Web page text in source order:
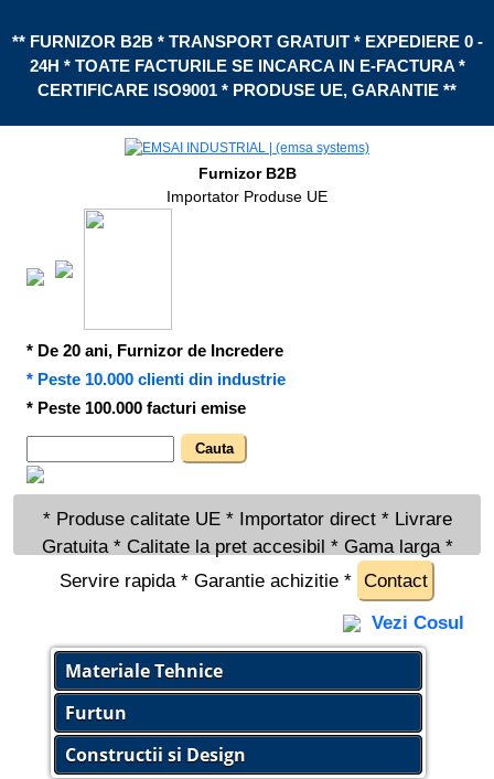
** FURNIZOR B2B * TRANSPORT GRATUIT * EXPEDIERE 0 -
24H * TOATE FACTURILE SE INCARCA IN E-FACTURA *
CERTIFICARE ISO9001 * PRODUSE UE, GARANTIE **
Furnizor B2B
Importator Produse UE
* De 20 ani, Furnizor de Incredere
* Peste 10.000 clienti din industrie
* Peste 100.000 facturi emise
* Produse calitate UE * Importator direct * Livrare
Gratuita * Calitate la pret accesibil * Gama larga *
Servire rapida * Garantie achizitie * Contact
Vezi Cosul
Materiale Tehnice
Furtun
Constructii si Design